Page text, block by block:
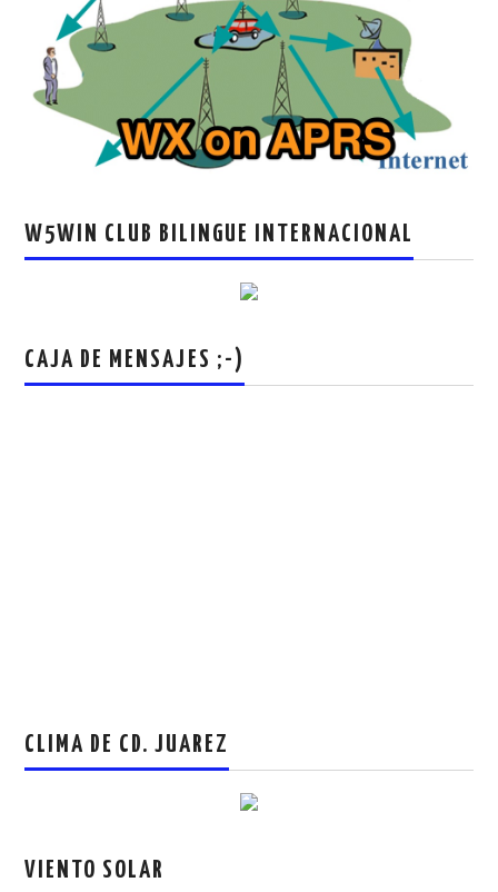
W5WIN CLUB BILINGUE INTERNACIONAL
CAJA DE MENSAJES ;-)
CLIMA DE CD. JUAREZ
VIENTO SOLAR